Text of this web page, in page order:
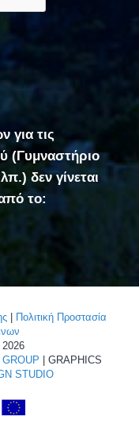
για τις
(Γυμναστήριο
δεν γίνεται
το:
Πολιτική Προστασία
| GRAPHICS
STUDIO